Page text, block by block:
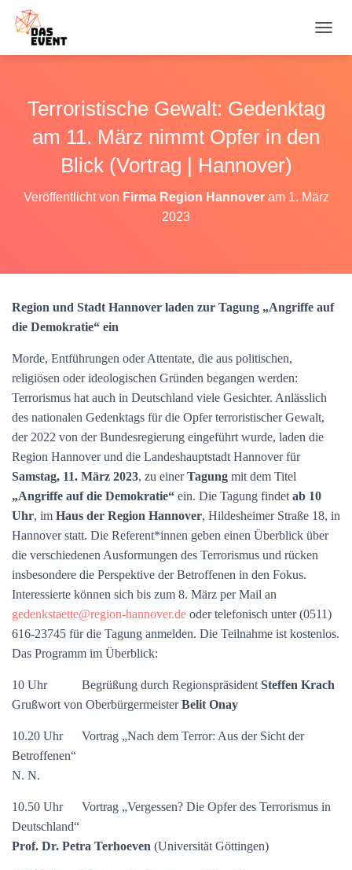
A
A
M
E
Terroristische Gewalt: Gedenktag
am 11. März nimmt Opfer in den
Blick (Vortrag | Hannover)
Veröffentlicht von Firma Region Hannoveram 1. März
2023
Region und Stadt Hannover laden zur Tagung „Angriffe auf
die Demokratie“ ein
Morde, Entführungen oder Attentate, die aus politischen,
religiösen oder ideologischen Gründen begangen werden:
Terrorismus hat auch in Deutschland viele Gesichter. Anlässlich
des nationalen Gedenktags für die Opfer terroristischer Gewalt,
der 2022 von der Bundesregierung eingeführt wurde, laden die
Region Hannover und die Landeshauptstadt Hannover für
Samstag, 11. März 2023, zu einerTagung mit dem Titel
„Angriffe auf die Demokratie“ ein. Die Tagung findet ab 10
Uhr, im Haus der Region Hannover, Hildesheimer Straße 18, in
Hannover statt. Die Referent*innen geben einen Überblick über
die verschiedenen Ausformungen des Terrorismus und rücken
insbesondere die Perspektive der Betroffenen in den Fokus.
Interessierte können sich bis zum 8. März per Mail an
gedenkstaette@region-hannover.de oder telefonisch unter (0511)
616-23745 für die Tagung anmelden. Die Teilnahme ist kostenlos.
Das Programm im Überblick:
10 Uhr Begrüßung durch Regionspräsident Steffen Krach
Grußwort von OberbürgermeisterBelit Onay
10.20 Uhr Vortrag „Nach dem Terror: Aus der Sicht der
Betroffenen“
N. N.
10.50 Uhr Vortrag „Vergessen? Die Opfer des Terrorismus in
Deutschland“
Prof. Dr. Petra Terhoeven (Universität Göttingen)